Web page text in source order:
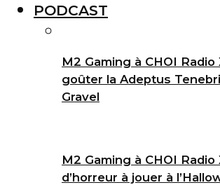
PODCAST
M2 Gaming à CHOI
goûter la Adeptus
Gravel
M2 Gaming à CHOI Radio
d’horreur à jouer à